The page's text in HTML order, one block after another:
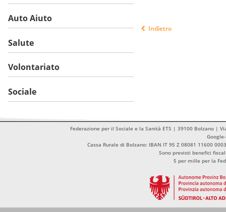
Auto Aiuto
Salute
Volontariato
Sociale
Indietro
Federazione per il Sociale e la Sanità ETS | 39100 Bolzano |
Cassa Rurale di Bolzano: IBAN IT 95 Z 08081 11600
Sono previsti benefici
5 per mille per la